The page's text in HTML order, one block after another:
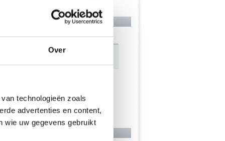
Over
technologieën zoals
advertenties en content,
wie uw gegevens gebruikt